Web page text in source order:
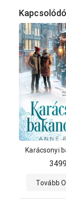
Karácsonyi
Tovább